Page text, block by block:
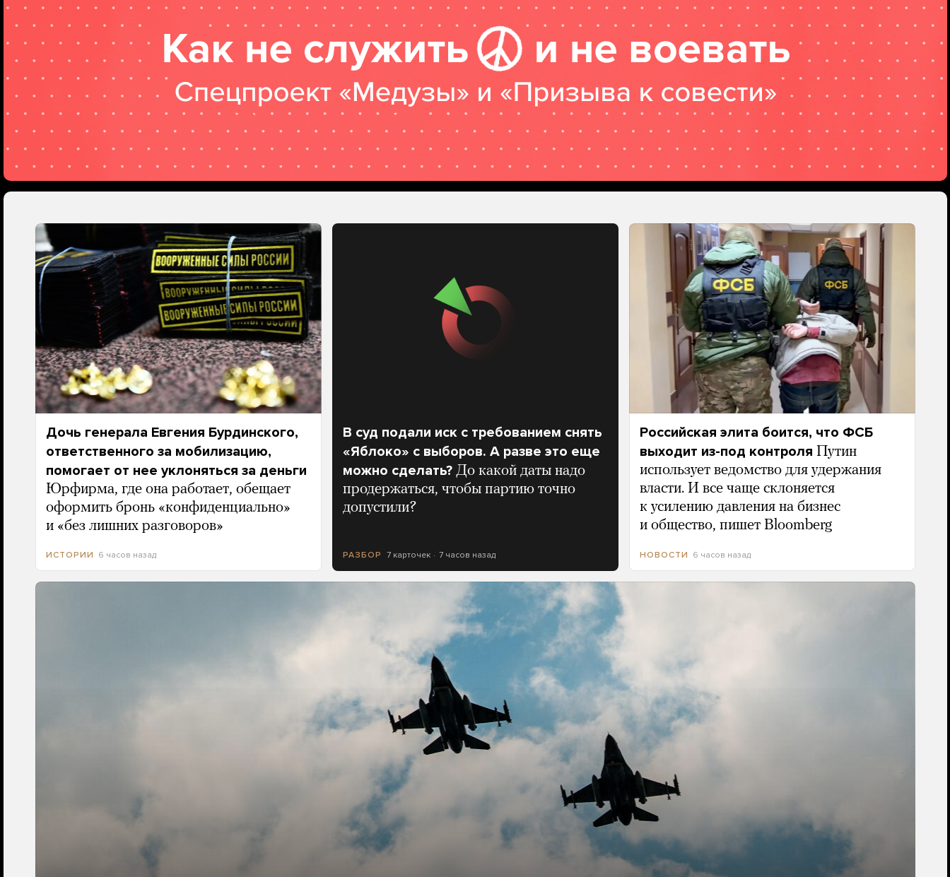
Дочь генерала Евгения Бурдинского,
ответственного за мобилизацию,
помогает от нее уклоняться за деньги
Юрфирма, где она работает, обещает
оформить бронь «конфиденциально»
и «без лишних разговоров»
ИСТОРИИ 6 часов назад
В суд подали иск с требованием снять
«Яблоко» с выборов. А разве это еще
можно сделать? До какой даты надо
продержаться, чтобы партию точно
допустили?
РАЗБОР 7 карточек 7 часов назад
Российская элита боится, что ФСБ
выходит из-под контроля Путин
использует ведомство для удержания
власти. И все чаще склоняется
к усилению давления на бизнес
и общество, пишет Bloomberg
НОВОСТИ 6 часов назад